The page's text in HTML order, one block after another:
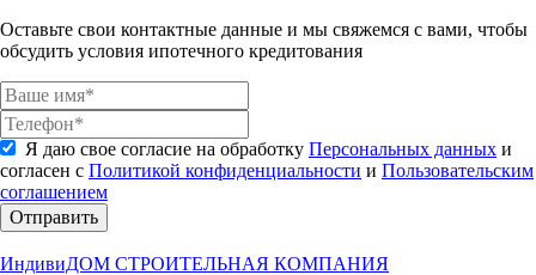
Оставьте свои контактные данные и мы свяжемся с вами, чтобы
обсудить условия ипотечного кредитования
Я даю свое согласие на обработку Персональных данных и
согласен с Политикой конфиденциальности и Пользовательским
соглашением
Отправить
ИндивиДОМ СТРОИТЕЛЬНАЯ КОМПАНИЯ